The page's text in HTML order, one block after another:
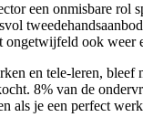
een onmisbare
ook weer
en tele-leren,
8% van de
als je een perfect